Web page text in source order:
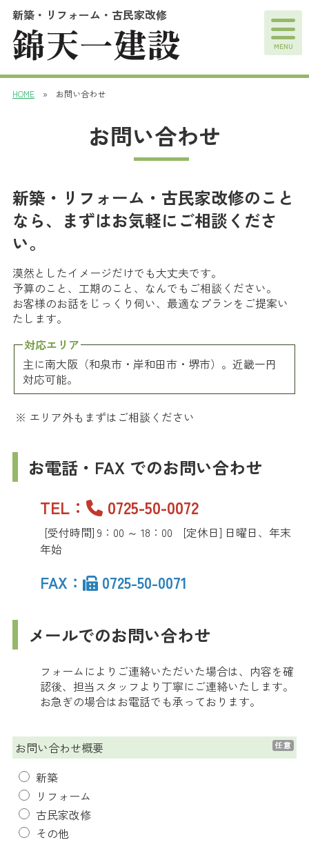
新築・リフォーム・古民家改修
MENU
HOME» お問い合わせ
お問い合わせ
新築・リフォーム・古民家改修のこと
なら、まずはお気軽にご相談くださ
い。
漠然としたイメージだけでも大丈夫です。
予算のこと、工期のこと、なんでもご相談ください。
お客様のお話をじっくり伺い、最適なプランをご提案い
たします。
対応エリア
主に南大阪（和泉市・岸和田市・堺市）。近畿一円
対応可能。
※ エリア外もまずはご相談ください
お電話・FAX でのお問い合わせ
TEL：
0725-50-0072
[受付時間] 9：00 ～ 18：00 [定休日] 日曜日、年末
年始
FAX： 0725-50-0071
メールでのお問い合わせ
フォームによりご連絡いただいた場合は、内容を確
認後、担当スタッフより丁寧にご連絡いたします。
お急ぎの場合はお電話でも承っております。
お問い合わせ概要
新築
リフォーム
古民家改修
その他